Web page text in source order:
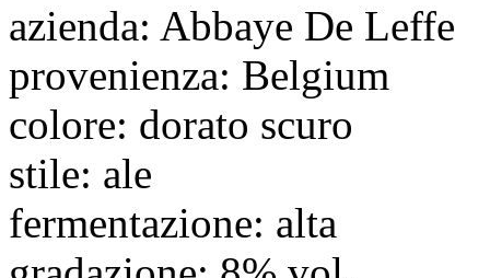
azienda: Abbaye De Leffe
provenienza: Belgium
colore: dorato scuro
stile: ale
fermentazione: alta